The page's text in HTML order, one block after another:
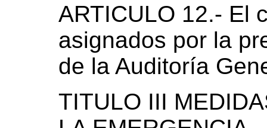
ARTICULO 12.- El
asignados por la
de la Auditoría
TITULO III